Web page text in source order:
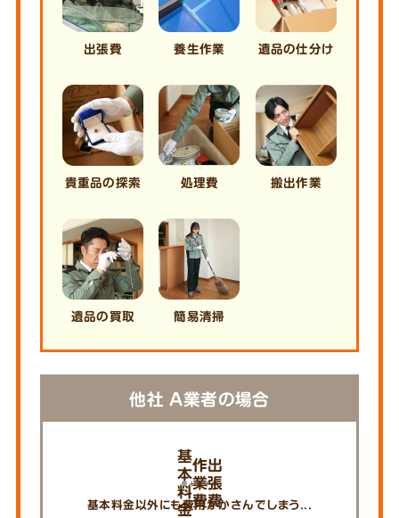
出張費 養生作業 遺品の仕分け
貴重品の探索 処理費 搬出作業
遺品の買取 簡易清掃
他社 A業者の場合
基
本
料
金
作
業
費
出
張
費
基本料金以外にも費用がかさんでしまう...